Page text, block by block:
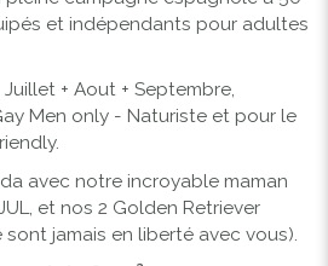
et indépendants pour adultes
+ Aout + Septembre,
Men only - Naturiste et pour le
avec notre incroyable maman
et nos 2 Golden Retriever
sont jamais en liberté avec vous).